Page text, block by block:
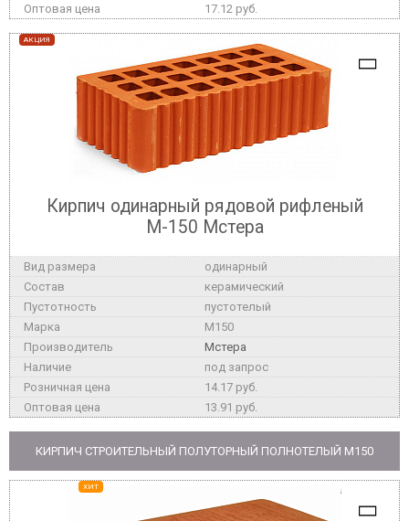
17.12 руб.
АКЦИЯ
Кирпич одинарный рядовой рифленый
М-150 Мстера
одинарный
керамический
пустотелый
M150
Мстера
под запрос
14.17 руб.
13.91 руб.
КИРПИЧ СТРОИТЕЛЬНЫЙ ПОЛУТОРНЫЙ ПОЛНОТЕЛЫЙ M150
ХИТ